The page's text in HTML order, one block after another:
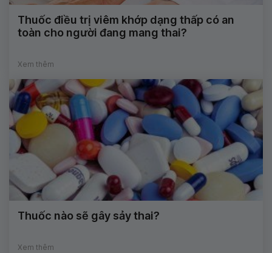
Thuốc điều trị viêm khớp dạng thấp có an
toàn cho người đang mang thai?
Xem thêm
Thuốc nào sẽ gây sảy thai?
Xem thêm